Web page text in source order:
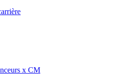
x CM